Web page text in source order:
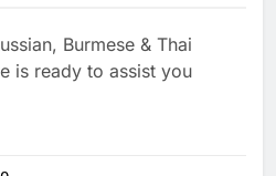
Burmese & Thai
is ready to assist you